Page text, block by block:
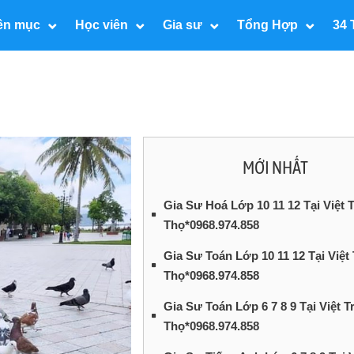
mục Học viên Gia sư Tổng Hợp 34
MỚI NHẤT
Gia Sư Hoá Lớp 10 11 12 Tại Việt
Thọ*0968.974.858
Gia Sư Toán Lớp 10 11 12 Tại Việt
Thọ*0968.974.858
Gia Sư Toán Lớp 6 7 8 9 Tại Việt
Thọ*0968.974.858